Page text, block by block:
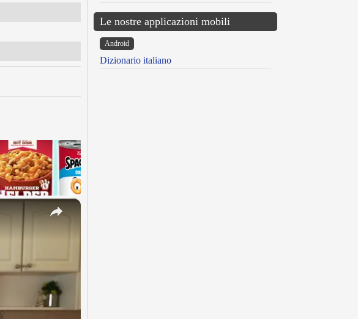
×
Le nostre applicazioni mobili
Android
Dizionario italiano